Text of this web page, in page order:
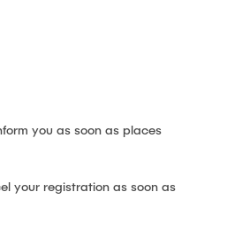
you as soon as places
your registration as soon as